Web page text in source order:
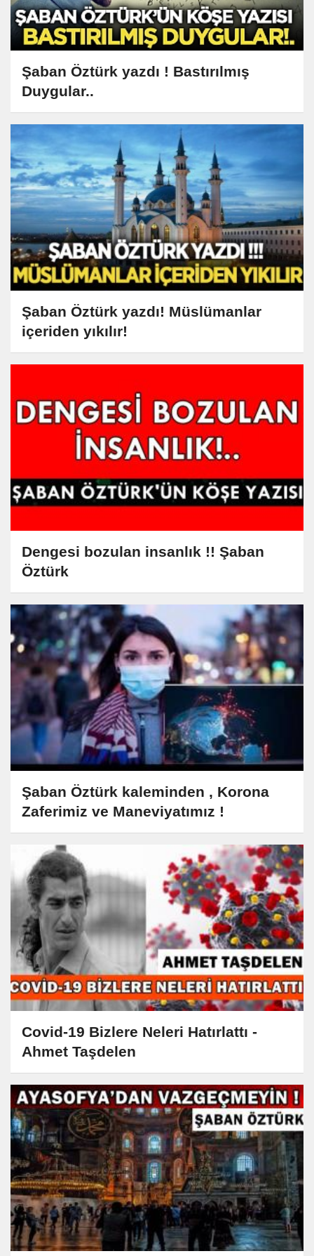
Şaban Öztürk yazdı ! Bastırılmış
Duygular..
Şaban Öztürk yazdı! Müslümanlar
içeriden yıkılır!
Dengesi bozulan insanlık !! Şaban
Öztürk
Şaban Öztürk kaleminden , Korona
Zaferimiz ve Maneviyatımız !
Covid-19 Bizlere Neleri Hatırlattı -
Ahmet Taşdelen